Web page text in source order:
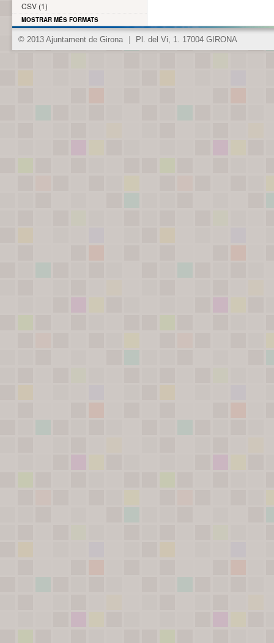
CSV (1)
MOSTRAR MÉS FORMATS
© 2013 Ajuntament de Girona Pl. del Vi, 1. 17004 GIRONA